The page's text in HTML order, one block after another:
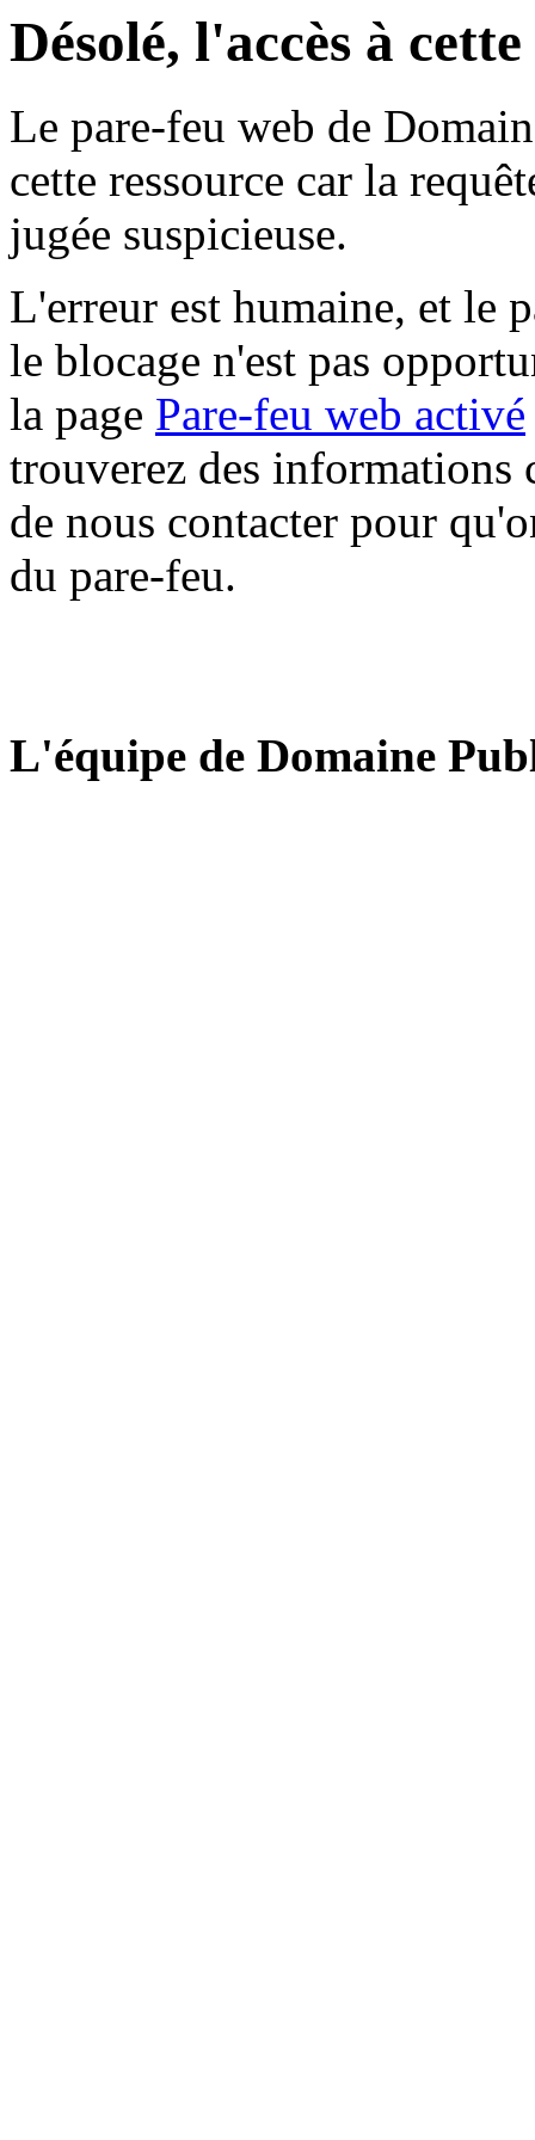
Désolé, l'accès à
Le pare-feu web de
cette ressource car la
jugée suspicieuse.
L'erreur est humaine, et le
le blocage n'est pas
la page Pare-feu web activé
trouverez des informations
de nous contacter pour
du pare-feu.
L'équipe de Domaine